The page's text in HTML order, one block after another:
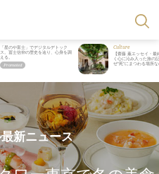
「星のや富士」でデジタルデトック
ス。冨士信仰の歴史を辿り、心身を調
える。
Culture
【齋藤 薫エッセイ・最
く心に沁み入った旅の
ぜ“死”にまつわる場所
新ニュース